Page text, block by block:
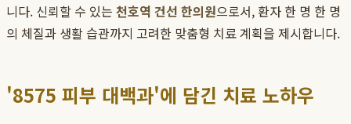
니다. 신뢰할 수 있는 천호역 건선 한의원으로서, 환자 한 명 한 명
의 체질과 생활 습관까지 고려한 맞춤형 치료 계획을 제시합니다.
'8575 피부 대백과'에 담긴 치료 노하우